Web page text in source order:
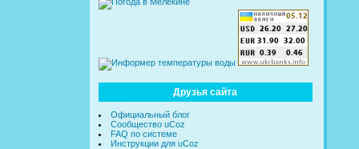
Друзья сайта
Официальный блог
Сообщество uCoz
FAQ по системе
Инструкции для uCoz